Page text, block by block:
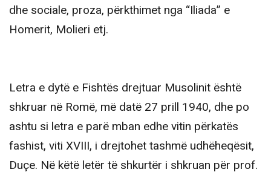
dhe sociale, proza, përkthimet nga “Iliada” e
Homerit, Molieri etj.
Letra e dytë e Fishtës drejtuar Musolinit është
shkruar në Romë, më datë 27 prill 1940, dhe po
ashtu si letra e parë mban edhe vitin përkatës
fashist, viti XVIII, i drejtohet tashmë udhëheqësit,
Duçe. Në këtë letër të shkurtër i shkruan për prof.